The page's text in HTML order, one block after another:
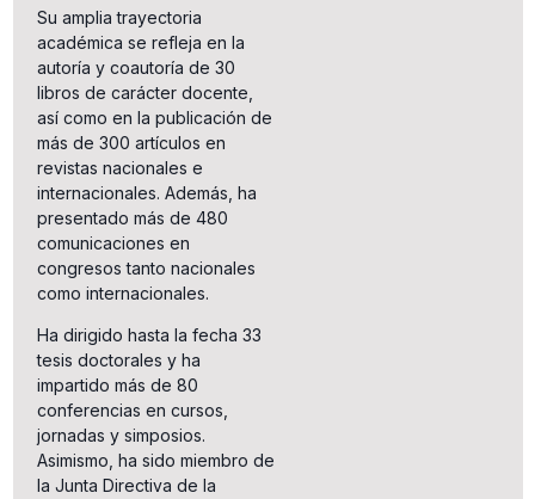
Su amplia trayectoria
académica se refleja en la
autoría y coautoría de 30
libros de carácter docente,
así como en la publicación de
más de 300 artículos en
revistas nacionales e
internacionales. Además, ha
presentado más de 480
comunicaciones en
congresos tanto nacionales
como internacionales.
Ha dirigido hasta la fecha 33
tesis doctorales y ha
impartido más de 80
conferencias en cursos,
jornadas y simposios.
Asimismo, ha sido miembro de
la Junta Directiva de la